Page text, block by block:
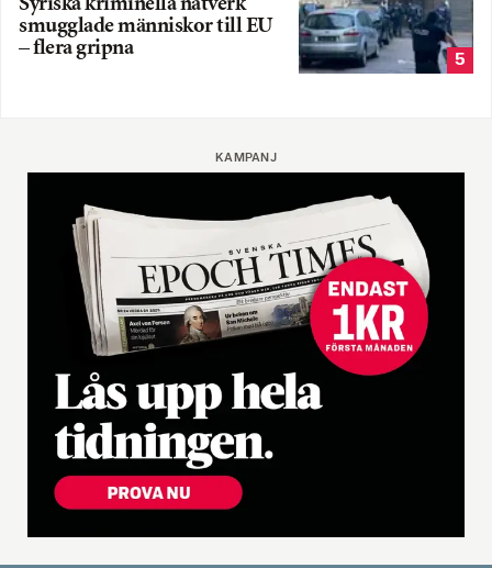
Syriska kriminella nätverk
smugglade människor till EU
– flera gripna
5
KAMPANJ